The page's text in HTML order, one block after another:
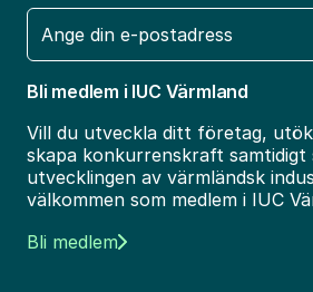
E-
post
Bli medlem i IUC Värmland
Vill du utveckla ditt företag,
skapa konkurrenskraft samtidigt
utvecklingen av värmländsk
välkommen som medlem i IUC
Bli medlem